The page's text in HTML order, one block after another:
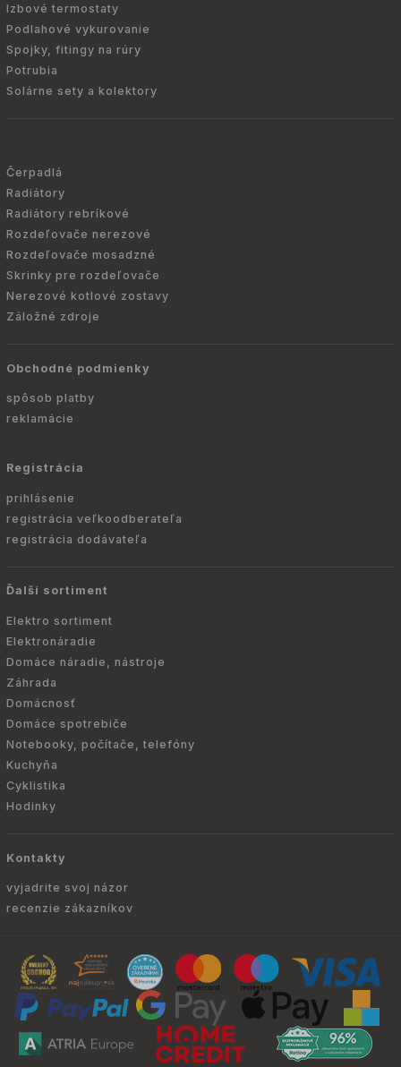
Izbové termostaty
Podlahové vykurovanie
Spojky, fitingy na rúry
Potrubia
Solárne sety a kolektory
Čerpadlá
Radiátory
Radiátory rebríkové
Rozdeľovače nerezové
Rozdeľovače mosadzné
Skrinky pre rozdeľovače
Nerezové kotlové zostavy
Záložné zdroje
Obchodné podmienky
spôsob platby
reklamácie
Registrácia
prihlásenie
registrácia veľkoodberateľa
registrácia dodávateľa
Ďalší sortiment
Elektro sortiment
Elektronáradie
Domáce náradie, nástroje
Záhrada
Domácnosť
Domáce spotrebiče
Notebooky, počítače, telefóny
Kuchyňa
Cyklistika
Hodinky
Kontakty
vyjadrite svoj názor
recenzie zákazníkov